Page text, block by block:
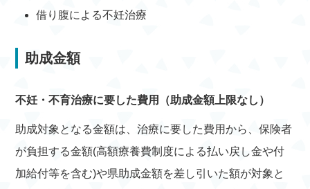
借り腹による不妊治療
助成金額
不妊・不育治療に要した費用（助成金額上限なし）
助成対象となる金額は、治療に要した費用から、保険者
が負担する金額(高額療養費制度による払い戻し金や付
加給付等を含む)や県助成金額を差し引いた額が対象と